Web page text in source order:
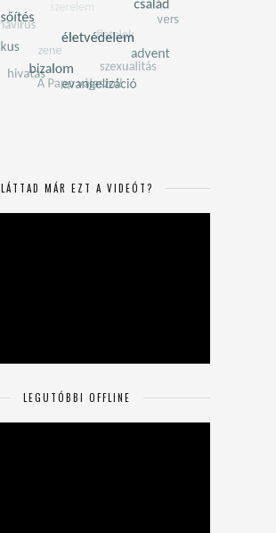
LÁTTAD MÁR EZT A VIDEÓT?
LEGUTÓBBI OFFLINE